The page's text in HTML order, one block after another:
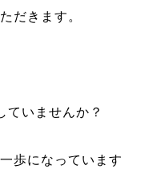
だきます。
ていませんか？
歩になっています